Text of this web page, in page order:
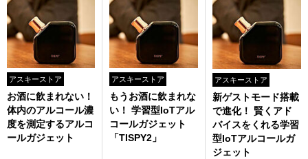
アスキーストア
お酒に飲まれない！
体内のアルコール濃
度を測定するアルコ
ールガジェット
アスキーストア
もうお酒に飲まれな
い！ 学習型IoTアル
コールガジェット
「TISPY2」
アスキーストア
新ゲストモード搭載
で進化！ 賢くアド
バイスをくれる学習
型IoTアルコールガ
ジェット